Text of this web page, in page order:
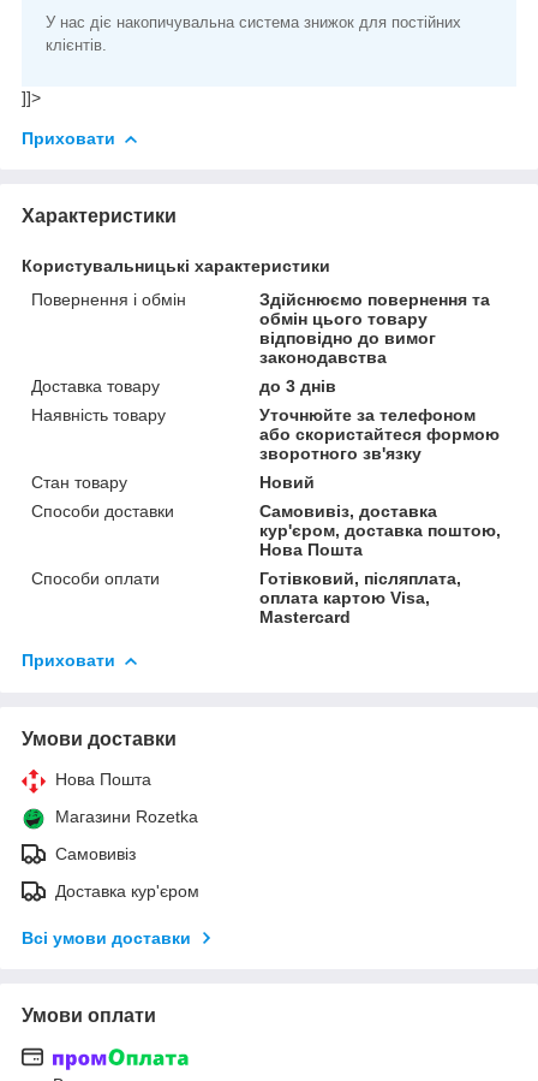
У нас діє накопичувальна система знижок для постійних
клієнтів.
]]>
Приховати
Характеристики
Користувальницькі характеристики
Повернення і обмін
Здійснюємо повернення та
обмін цього товару
відповідно до вимог
законодавства
Доставка товару
до 3 днів
Наявність товару
Уточнюйте за телефоном
або скористайтеся формою
зворотного зв'язку
Стан товару
Новий
Способи доставки
Самовивіз, доставка
кур'єром, доставка поштою,
Нова Пошта
Способи оплати
Готівковий, післяплата,
оплата картою Visa,
Mastercard
Приховати
Умови доставки
Нова Пошта
Магазини Rozetka
Самовивіз
Доставка кур'єром
Всі умови доставки
Умови оплати